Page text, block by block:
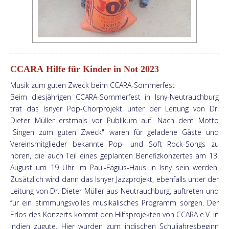
CCARA Hilfe für Kinder in Not 2023
Musik zum guten Zweck beim CCARA-Sommerfest
Beim diesjährigen CCARA-Sommerfest in Isny-Neutrauchburg
trat das Isnyer Pop-Chorprojekt unter der Leitung von Dr.
Dieter Müller erstmals vor Publikum auf. Nach dem Motto
"Singen zum guten Zweck" waren für geladene Gäste und
Vereinsmitglieder bekannte Pop- und Soft Rock-Songs zu
hören, die auch Teil eines geplanten Benefizkonzertes am 13.
August um 19 Uhr im Paul-Fagius-Haus in Isny sein werden.
Zusätzlich wird dann das Isnyer Jazzprojekt, ebenfalls unter der
Leitung von Dr. Dieter Müller aus Neutrauchburg, auftreten und
für ein stimmungsvolles musikalisches Programm sorgen. Der
Erlös des Konzerts kommt den Hilfsprojekten von CCARA e.V. in
Indien zugute. Hier wurden zum indischen Schuljahresbeginn